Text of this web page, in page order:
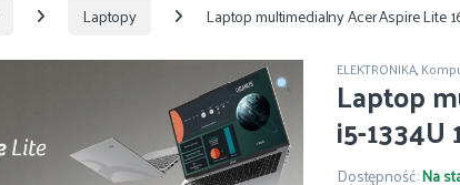
Laptopy Laptop multimedialny Acer Aspire Lite
ELEKTRONIKA,
Laptop
i5-1334U
Dostępność:Na